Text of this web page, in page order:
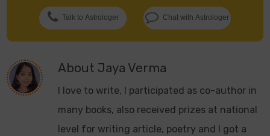
Talk to Astrologer Chat with Astrologer
About Jaya Verma
I love to write, I participated as co-author in
many books, also received prizes at national
level for writing article, poetry and I got a